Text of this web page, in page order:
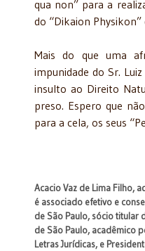
qua non” para a
do “Dikaion
Mais do que uma
impunidade do Sr.
insulto ao Direito
preso. Espero que
para a cela, os seus
Acacio Vaz de Lima Filho,
é associado efetivo e
de São Paulo, sócio titular
de São Paulo, acadêmico
Letras Jurídicas, e